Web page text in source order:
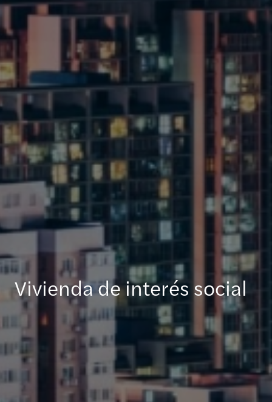
Vivienda de interés social